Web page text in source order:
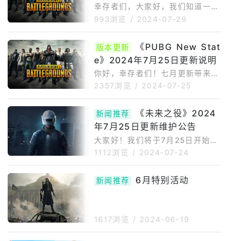
维护时间可能会延
复修复了服务器不稳定的问题修复
了大厅中帧率下降的问题修复了大
厅中BGM无法播放的问题修复了
下降
幸存者们，大家好，我们知道一些
游戏的图形在部分幸存者那里显示
题。我们正在努力解决这些问题，
对由此带来的不便深表歉意。感谢
您的耐心等待！
993浏览 / 2024-07-29
版本更新
《PUBG New Stat
e》2024年7月25日更新说明
你好，幸存者们！七月更新带来了
游戏外的改进及更多内容。详情请
新的夏季主题，并在游戏中获得更
多乐趣吧！新赛季本次更新后《绝
地求生:未来之役》将迎来第16赛
季！生存通行证等等。iOS：SDK
版本更新：16.2->17.5
2357浏览 / 2024-07-25
新闻推荐
《未来之役》2024
年7月25日更新维护公告
大家好！我们将于7月25日开始对
《未来之役手游》服务器进行更新
题进行了优化，还请大家合理安排
告进行通知。[更新维护公告]维护
时间:07/2508:00-15:00(北京时
1112浏览 / 2024-07-24
新闻推荐 6月特别活动
1617浏览 / 2024-06-19